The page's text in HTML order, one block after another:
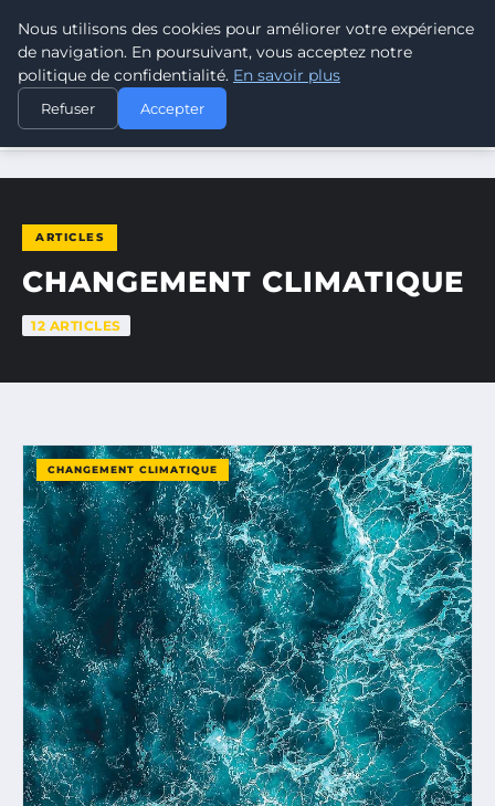
CLIMATE RESPONSE BLOG
ACCUEIL CHANGEMENT CLIMATIQUE
ARTICLES
CHANGEMENT CLIMATIQUE
12 ARTICLES
CHANGEMENT CLIMATIQUE
Nous utilisons des cookies pour améliorer votre expérience
de navigation. En poursuivant, vous acceptez notre
politique de confidentialité. En savoir plus
Refuser Accepter